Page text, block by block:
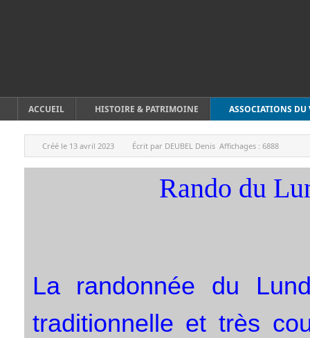
ACCUEIL HISTOIRE & PATRIMOINE ASSOCIATIONS DU
Créé le 13 avril 2023 Écrit par DEUBEL Denis Affichages : 6888
Rando du
La randonnée du
traditionnelle et très